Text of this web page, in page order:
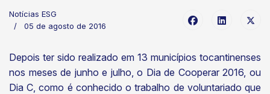
Notícias ESG
05 de agosto de 2016
Depois ter sido realizado em 13 municípios tocantinenses
nos meses de junho e julho, o Dia de Cooperar 2016, ou
Dia C, como é conhecido o trabalho de voluntariado que